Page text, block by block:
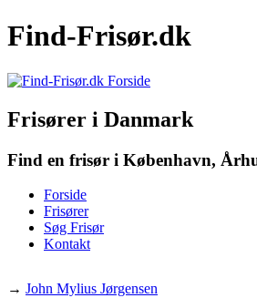
Find-Frisør.dk
Frisører i Danmark
Find en frisør i København,
Forside
Frisører
Søg Frisør
Kontakt
→ John Mylius Jørgensen